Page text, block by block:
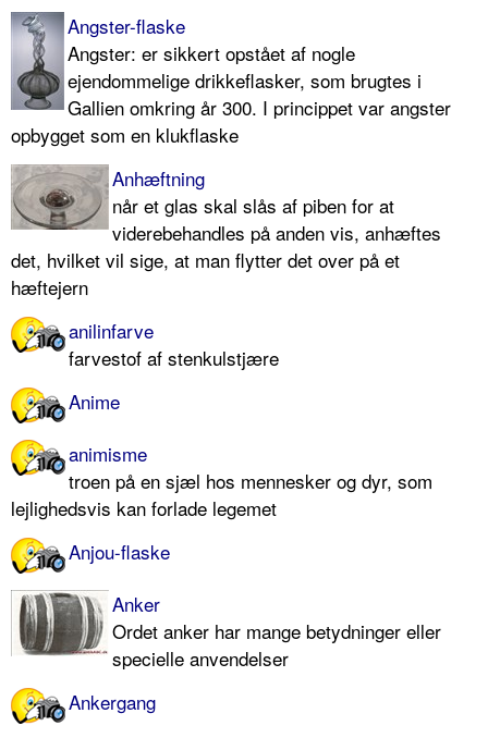
Angster-flaske
Angster: er sikkert opstået af nogle
ejendommelige drikkeflasker, som brugtes i
Gallien omkring år 300. I princippet var angster
opbygget som en klukflaske
Anhæftning
når et glas skal slås af piben for at
viderebehandles på anden vis, anhæftes
det, hvilket vil sige, at man flytter det over på et
hæftejern
anilinfarve
farvestof af stenkulstjære
Anime
animisme
troen på en sjæl hos mennesker og dyr, som
lejlighedsvis kan forlade legemet
Anjou-flaske
Anker
Ordet anker har mange betydninger eller
specielle anvendelser
Ankergang